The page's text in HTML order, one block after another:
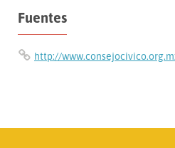
Fuentes
http://